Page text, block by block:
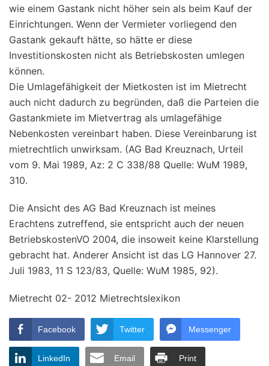
wie einem Gastank nicht höher sein als beim Kauf der
Einrichtungen. Wenn der Vermieter vorliegend den
Gastank gekauft hätte, so hätte er diese
Investitionskosten nicht als Betriebskosten umlegen
können.
Die Umlagefähigkeit der Mietkosten ist im Mietrecht
auch nicht dadurch zu begründen, daß die Parteien die
Gastankmiete im Mietvertrag als umlagefähige
Nebenkosten vereinbart haben. Diese Vereinbarung ist
mietrechtlich unwirksam. (AG Bad Kreuznach, Urteil
vom 9. Mai 1989, Az: 2 C 338/88 Quelle: WuM 1989,
310.
Die Ansicht des AG Bad Kreuznach ist meines
Erachtens zutreffend, sie entspricht auch der neuen
BetriebskostenVO 2004, die insoweit keine Klarstellung
gebracht hat. Anderer Ansicht ist das LG Hannover 27.
Juli 1983, 11 S 123/83, Quelle: WuM 1985, 92).
Mietrecht 02- 2012 Mietrechtslexikon
Facebook Twitter Messenger
LinkedIn Email Print